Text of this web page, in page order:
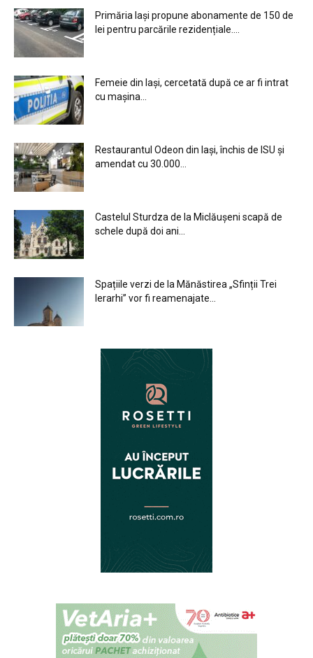
Primăria Iași propune abonamente de 150 de
lei pentru parcările rezidențiale....
Femeie din Iași, cercetată după ce ar fi intrat
cu mașina...
Restaurantul Odeon din Iași, închis de ISU și
amendat cu 30.000...
Castelul Sturdza de la Miclăușeni scapă de
schele după doi ani...
Spațiile verzi de la Mănăstirea „Sfinții Trei
Ierarhi” vor fi reamenajate...